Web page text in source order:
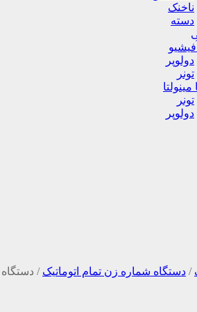
ناخنک
دسته
دولوپر
تونر
مینولتا
تونر
دولوپر
/ دستگاه شماره زن تمام اتوماتیک /